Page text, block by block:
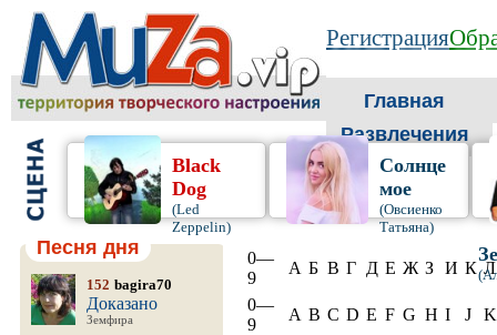
Регистрация
Главная
Развлечения
Black
Dog
(Led
Zeppelin)
Солнце
мое
(Овсиенко
Татьяна)
Песня дня
152 bagira70
Доказано
Земфира
0—
9
А Б В Г Д Е Ж З И К Л
0—
9
A B C D E F G H I J
K